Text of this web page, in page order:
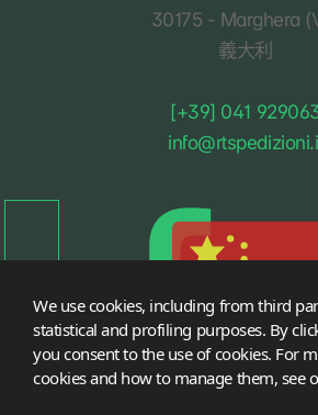
30175 - Marghera
義大利
[+39] 041
We use cookies, including from third
statistical and profiling purposes. By
you consent to the use of cookies. For
cookies and how to manage them, see